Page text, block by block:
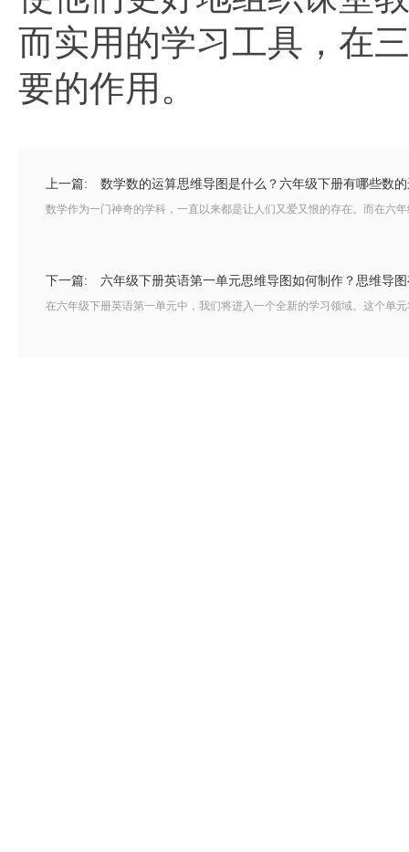
而实用的学习工具，在
要的作用。
上一篇: 数学数的运算思维导图是什么？六年级下册有哪些数
数学作为一门神奇的学科，一直以来都是让人们又爱又恨的存在。而在六
下一篇: 六年级下册英语第一单元思维导图如何制作？思维导
在六年级下册英语第一单元中，我们将进入一个全新的学习领域。这个单